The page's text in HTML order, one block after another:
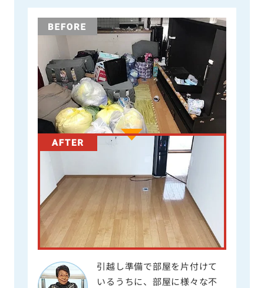
引越し準備で部屋を片付けて
いるうちに、部屋に様々な不